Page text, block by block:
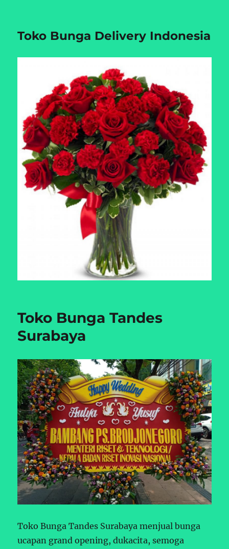
Toko Bunga Delivery Indonesia
Toko Bunga Tandes
Surabaya
Toko Bunga Tandes Surabaya menjual bunga
ucapan grand opening, dukacita, semoga